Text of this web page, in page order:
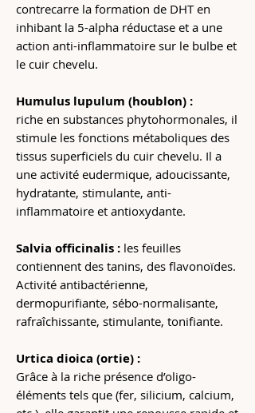
contrecarre la formation de DHT en
inhibant la 5-alpha réductase et a une
action anti-inflammatoire sur le bulbe et
le cuir chevelu.
Humulus lupulum (houblon) :
riche en substances phytohormonales, il
stimule les fonctions métaboliques des
tissus superficiels du cuir chevelu. Il a
une activité eudermique, adoucissante,
hydratante, stimulante, anti-
inflammatoire et antioxydante.
Salvia officinalis : les feuilles
contiennent des tanins, des flavonoïdes.
Activité antibactérienne,
dermopurifiante, sébo-normalisante,
rafraîchissante, stimulante, tonifiante.
Urtica dioica (ortie) :
Grâce à la riche présence d’oligo-
éléments tels que (fer, silicium, calcium,